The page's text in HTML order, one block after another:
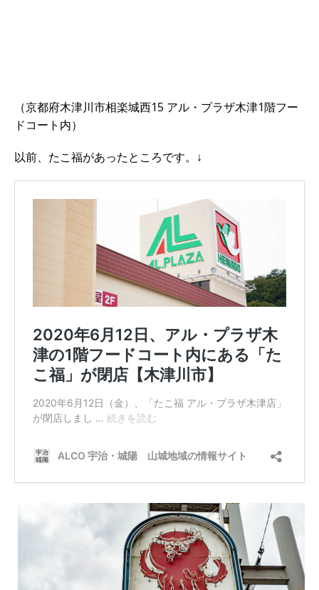
（京都府木津川市相楽城西15 アル・プラザ木津1階フー
ドコート内）
以前、たこ福があったところです。↓